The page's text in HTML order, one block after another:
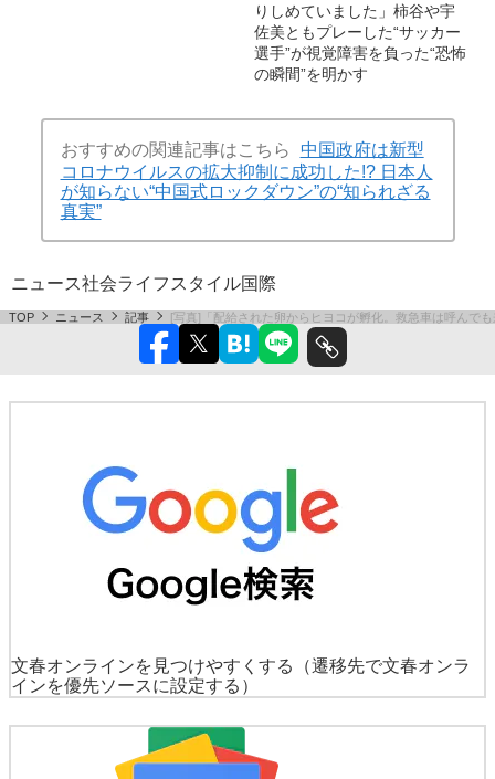
りしめていました」柿谷や宇
佐美ともプレーした“サッカー
選手”が視覚障害を負った“恐怖
の瞬間”を明かす
おすすめの関連記事はこちら
中国政府は新型
コロナウイルスの拡大抑制に成功した!? 日本人
が知らない“中国式ロックダウン”の“知られざる
真実”
ニュース社会ライフスタイル国際
TOP ニュース 記事 [写真]「配給された卵からヒヨコが孵化。救急車は呼んで
文春オンラインを見つけやすくする
（遷移先で文春オンラ
インを優先ソースに設定する）